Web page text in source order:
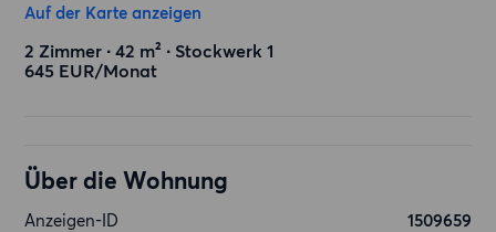
Auf der Karte anzeigen
2 Zimmer ∙ 42 m² ∙ Stockwerk 1
645 EUR/Monat
Über die Wohnung
Anzeigen-ID
1509659